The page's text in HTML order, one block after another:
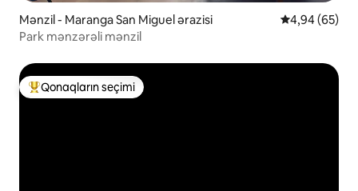
Mənzil - Maranga San Miguel ərazisi Ortalama
4,94 (65)
Park mənzərəli mənzil
Populyar "Qonaqların seçimi"
Qonaqların seçimi